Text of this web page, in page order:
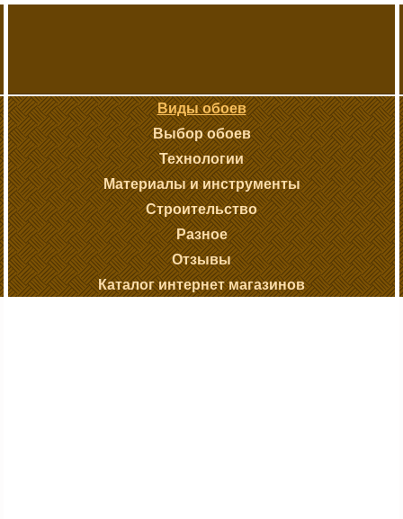
Виды обоев
Выбор обоев
Технологии
Материалы и инструменты
Строительство
Разное
Отзывы
Каталог интернет магазинов